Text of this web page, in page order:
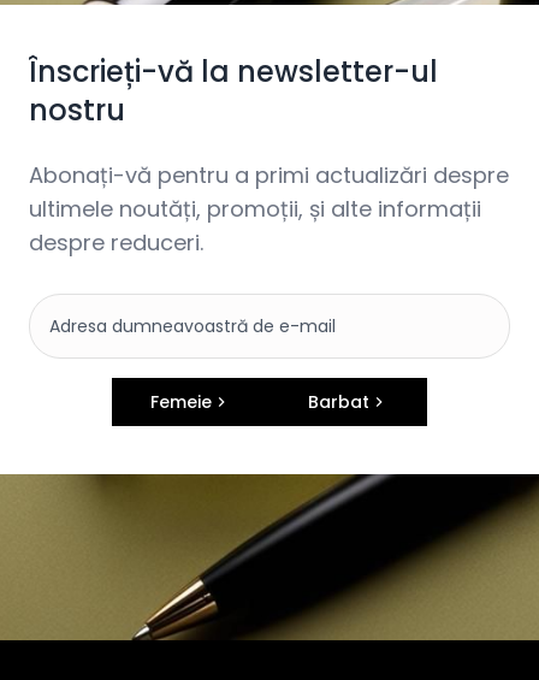
Înscrieți-vă la newsletter-ul
nostru
Abonați-vă pentru a primi actualizări despre
ultimele noutăți, promoții, și alte informații
despre reduceri.
Femeie Barbat